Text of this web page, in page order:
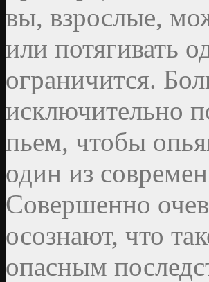
вы, взрослые,
или потягивать
ограничится.
исключительно
пьем, чтобы
один из
Совершенно
осознают, что
опасным